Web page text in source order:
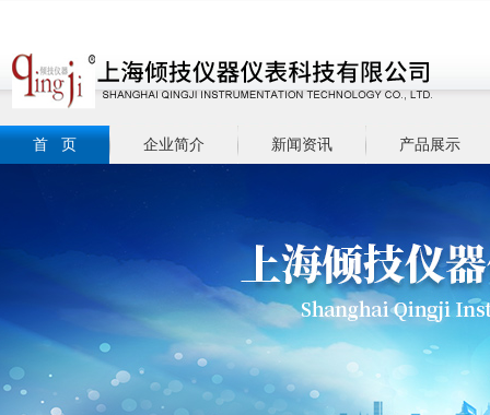
首 页 企业简介 新闻资讯 产品展示